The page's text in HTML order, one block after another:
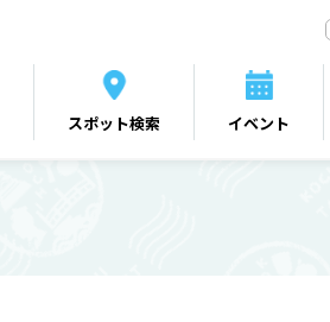
スポット検索 イベント